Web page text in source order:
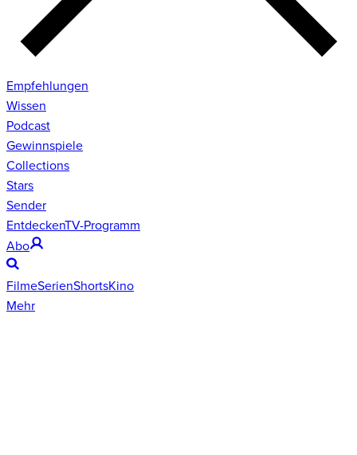
Empfehlungen
Wissen
Podcast
Gewinnspiele
Collections
Stars
Sender
EntdeckenTV-Programm
Abo
FilmeSerienShortsKino
Mehr